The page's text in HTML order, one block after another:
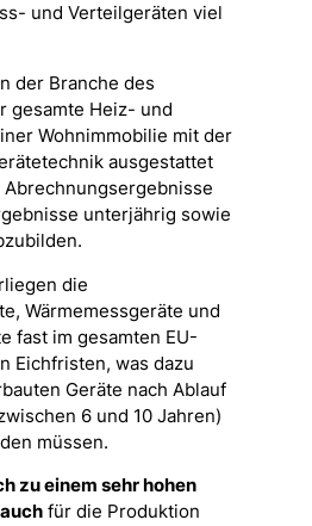
und Verteilgeräten viel
der Branche des
gesamte Heiz- und
Wohnimmobilie mit der
ausgestattet
unterjährig sowie
die
Wärmemessgeräte und
fast im gesamten EU-
Eichfristen, was dazu
Geräte nach Ablauf
6 und 10 Jahren)
müssen.
zu einem sehr hohen
für die Produktion